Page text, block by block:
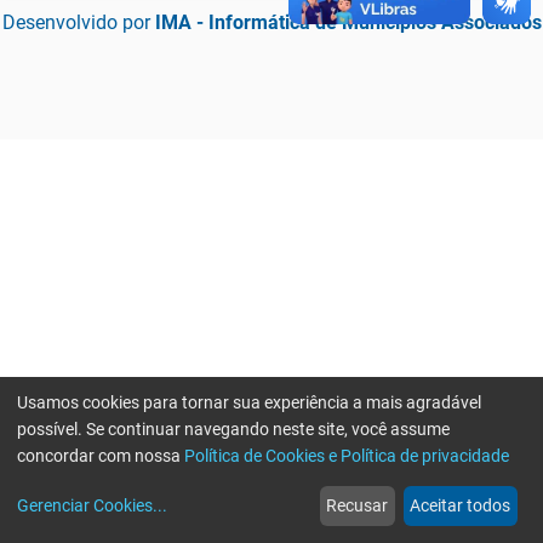
Desenvolvido por IMA - Informática de Municípios Associados
web
Notícias
more_horiz
Mais
Usamos cookies para tornar sua experiência a mais agradável
possível. Se continuar navegando neste site, você assume
concordar com nossa Política de Cookies e Política de privacidade
Gerenciar Cookies... Recusar Aceitar todos
Erro ao enviar informações, por favor tente novamente